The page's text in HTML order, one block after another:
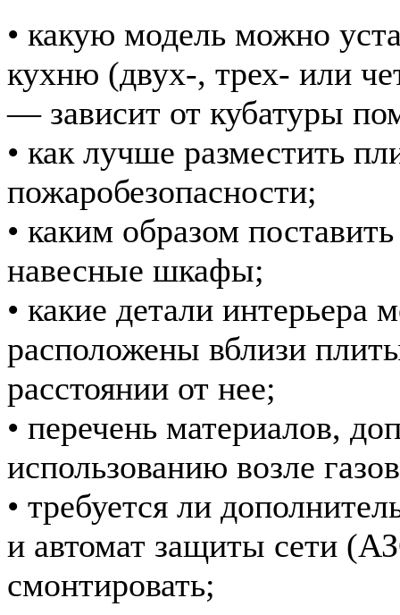
• какую модель можно
кухню (двух-, трех- или
— зависит от кубатуры
• как лучше разместить
пожаробезопасности;
• каким образом
навесные шкафы;
• какие детали интерьера
расположены вблизи
расстоянии от нее;
• перечень материалов,
использованию возле
• требуется ли
и автомат защиты сети
смонтировать;